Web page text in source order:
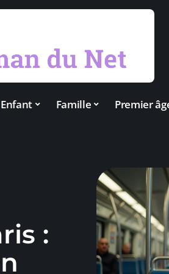
Enfant Famille Premier
: